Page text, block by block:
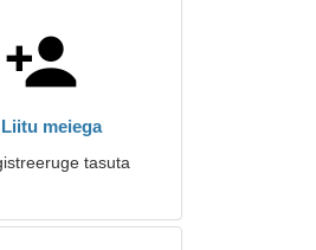
Liitu meiega
tasuta